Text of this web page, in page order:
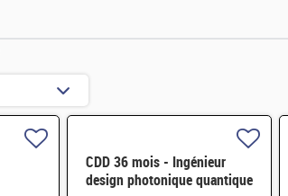
CDD 36 mois - Ingénieur
design photonique quantique